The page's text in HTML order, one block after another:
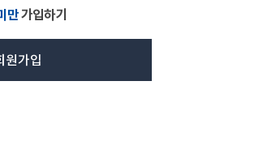
만가입하기
원가입